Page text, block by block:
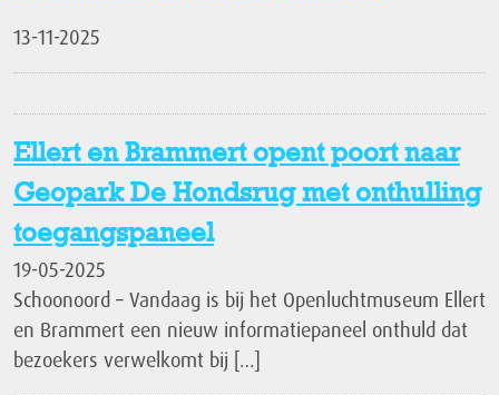
13-11-2025
Ellert en Brammert opent poort naar
Geopark De Hondsrug met onthulling
toegangspaneel
19-05-2025
Schoonoord – Vandaag is bij het Openluchtmuseum Ellert
en Brammert een nieuw informatiepaneel onthuld dat
bezoekers verwelkomt bij […]